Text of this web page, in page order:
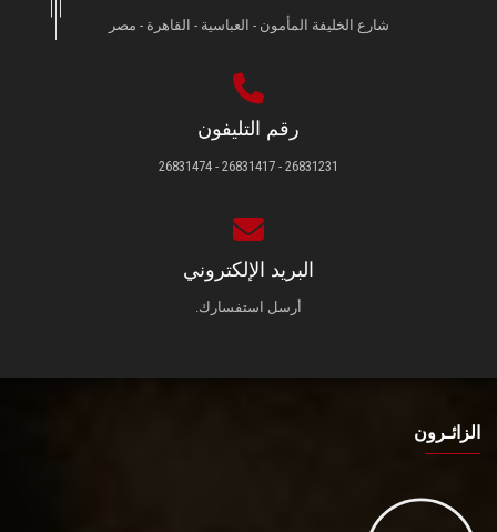
شارع الخليفة المأمون - العباسية - القاهرة - مصر
رقم التليفون
26831231 - 26831417 - 26831474
البريد الإلكتروني
أرسل استفسارك.
الزائـرون